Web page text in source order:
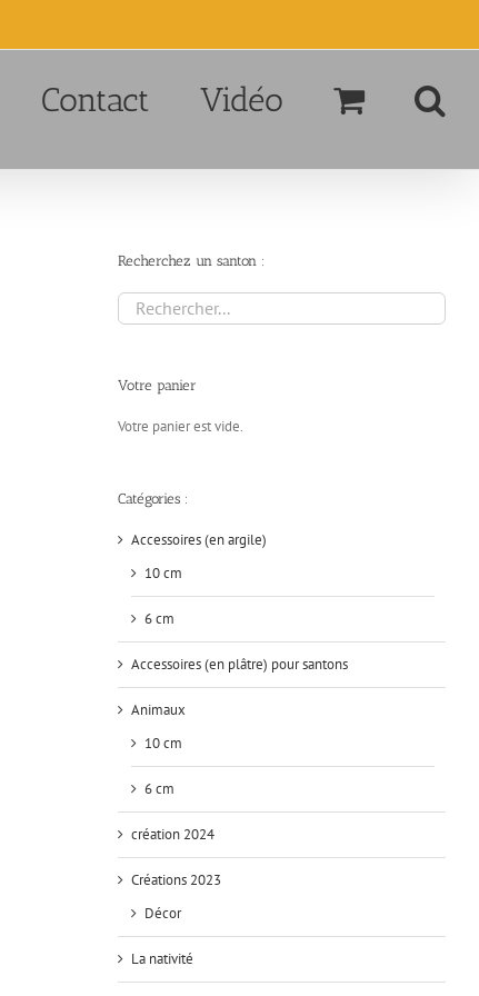
Contact Vidéo
Recherchez un santon :
Votre panier
Votre panier est vide.
Catégories :
Accessoires (en argile)
10 cm
6 cm
Accessoires (en plâtre) pour santons
Animaux
10 cm
6 cm
création 2024
Créations 2023
Décor
La nativité